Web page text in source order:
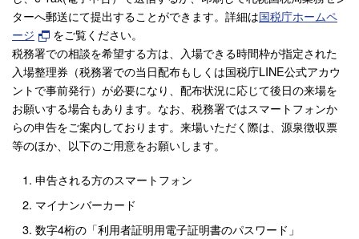
ターへ郵送にて提出することができます。詳細は国税庁ホームペ
ージ
をご覧ください。
税務署での相談を希望する方は、入場できる時間枠が指定された
入場整理券（税務署での当日配布もしくは国税庁LINE公式アカウ
ントで事前発行）が必要になり、配布状況に応じて後日の来場を
お願いする場合もあります。なお、税務署ではスマートフォンか
らの申告をご案内しております。来場いただく際は、源泉徴収票
等のほか、以下のご用意をお願いします。
申告される方のスマートフォン
マイナンバーカード
数字4桁の「利用者証明用電子証明書のパスワード」